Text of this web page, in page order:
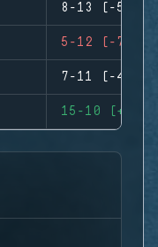
8-13 (-5)
5-12 (-7)
7-11 (-4)
15-10 (+5)